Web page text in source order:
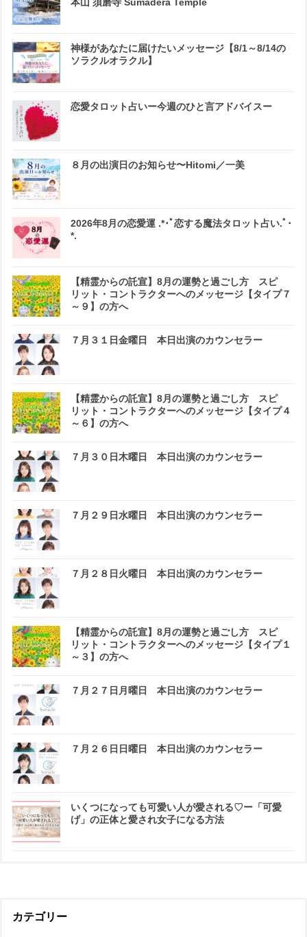
神様があなたに届けたいメッセージ【8/1～8/14の
ソラクルオラクル】
恋愛タロット占いー今週のひと言アドバイスー
８月の出演日のお知らせ〜Hitomi／一美
2026年8月の恋愛運 .*･ﾟ恋する魔法タロット占い.ﾟ･
*.
【精霊からの託宣】8月の運勢と過ごし方 スピ
リット・コントラクターへのメッセージ【タイプ７
～９】の方へ
７月３１日金曜日 本日出演のカウンセラー
【精霊からの託宣】8月の運勢と過ごし方 スピ
リット・コントラクターへのメッセージ【タイプ４
～６】の方へ
７月３０日木曜日 本日出演のカウンセラー
７月２９日水曜日 本日出演のカウンセラー
７月２８日火曜日 本日出演のカウンセラー
【精霊からの託宣】8月の運勢と過ごし方 スピ
リット・コントラクターへのメッセージ【タイプ１
～３】の方へ
７月２７日月曜日 本日出演のカウンセラー
７月２６日日曜日 本日出演のカウンセラー
いくつになっても可愛い人が愛される♡ー「可愛
げ」の正体と愛され女子になる方法
カテゴリー